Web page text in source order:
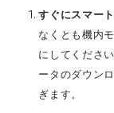
すぐにスマー
なくとも機内
にしてくださ
ータのダウン
ぎます。